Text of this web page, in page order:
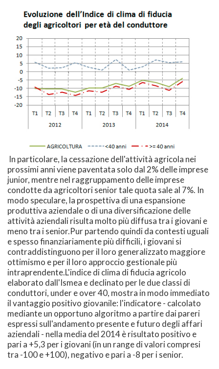
In particolare, la cessazione dell'attività agricola nei
prossimi anni viene paventata solo dal 2% delle imprese
junior, mentre nel raggruppamento delle imprese
condotte da agricoltori senior tale quota sale al 7%. In
modo speculare, la prospettiva di una espansione
produttiva aziendale o di una diversificazione delle
attività aziendali risulta molto più diffusa tra i giovani e
meno tra i senior.Pur partendo quindi da contesti uguali
e spesso finanziariamente più difficili, i giovani si
contraddistinguono per il loro generalizzato maggiore
ottimismo e per il loro approccio gestionale più
intraprendente.L'indice di clima di fiducia agricolo
elaborato dall'Ismea e declinato per le due classi di
conduttori, under e over 40, mostra in modo immediato
il vantaggio positivo giovanile: l'indicatore - calcolato
mediante un opportuno algoritmo a partire dai pareri
espressi sull'andamento presente e futuro degli affari
aziendali - nella media del 2014 è risultato positivo e
pari a +5,3 per i giovani (in un range di valori compresi
tra -100 e +100), negativo e pari a -8 per i senior.